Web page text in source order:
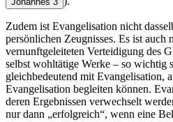
Zudem ist Evangelisation nicht
persönlichen Zeugnisses. Es ist auch
vernunftgeleiteten Verteidigung des
selbst wohltätige Werke – so wichtig
gleichbedeutend mit Evangelisation,
Evangelisation begleiten können.
deren Ergebnissen verwechselt
nur dann „erfolgreich“, wenn eine